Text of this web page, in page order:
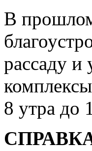
В
рассаду и
8 утра до